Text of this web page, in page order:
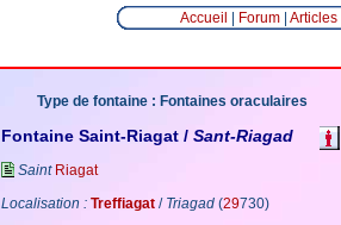
Accueil Forum| Articles|
Type de fontaine : Fontaines oraculaires
Fontaine Saint-Riagat / Sant-Riagad
Saint Riagat
Localisation : Treffiagat / Triagad (29730)